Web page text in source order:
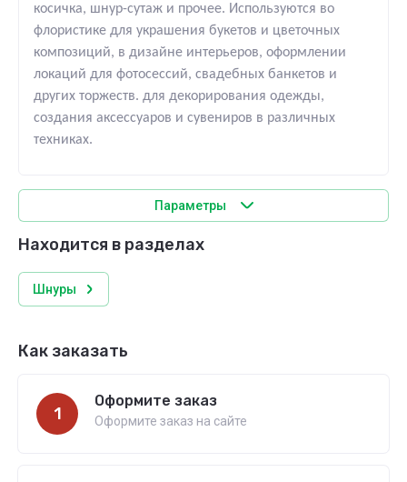
косичка, шнур-сутаж и прочее. Используются во
флористике для украшения букетов и цветочных
композиций, в дизайне интерьеров, оформлении
локаций для фотосессий, свадебных банкетов и
других торжеств. для декорирования одежды,
создания аксессуаров и сувениров в различных
техниках.
Параметры
Находится в разделах
Шнуры
Как заказать
1
Оформите заказ
Оформите заказ на сайте